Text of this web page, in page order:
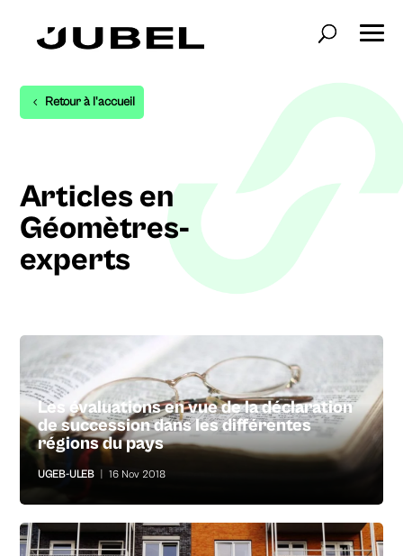
Retour à l'accueil
Articles en
Géomètres-
experts
Les évaluations en vue de la déclaration
de succession dans les différentes
régions du pays
UGEB-ULEB 16 Nov 2018